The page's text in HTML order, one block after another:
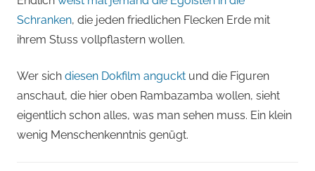
Schranken, die jeden friedlichen Flecken Erde mit
ihrem Stuss vollpflastern wollen.
Wer sich diesen Dokfilm anguckt und die Figuren
anschaut, die hier oben Rambazamba wollen, sieht
eigentlich schon alles, was man sehen muss. Ein klein
wenig Menschenkenntnis genügt.